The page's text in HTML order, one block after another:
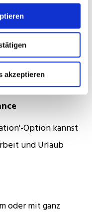
akzeptieren
Mischung aus
zu
Option kannst
und Urlaub
oder mit ganz